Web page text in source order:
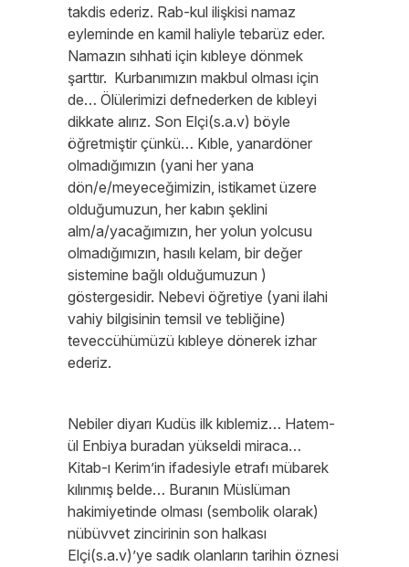
takdis ederiz. Rab-kul ilişkisi namaz
eyleminde en kamil haliyle tebarüz eder.
Namazın sıhhati için kıbleye dönmek
şarttır. Kurbanımızın makbul olması için
de… Ölülerimizi defnederken de kıbleyi
dikkate alırız. Son Elçi(s.a.v) böyle
öğretmiştir çünkü… Kıble, yanardöner
olmadığımızın (yani her yana
dön/e/meyeceğimizin, istikamet üzere
olduğumuzun, her kabın şeklini
alm/a/yacağımızın, her yolun yolcusu
olmadığımızın, hasılı kelam, bir değer
sistemine bağlı olduğumuzun )
göstergesidir. Nebevi öğretiye (yani ilahi
vahiy bilgisinin temsil ve tebliğine)
teveccühümüzü kıbleye dönerek izhar
ederiz.
Nebiler diyarı Kudüs ilk kıblemiz… Hatem-
ül Enbiya buradan yükseldi miraca…
Kitab-ı Kerim’in ifadesiyle etrafı mübarek
kılınmış belde… Buranın Müslüman
hakimiyetinde olması (sembolik olarak)
nübüvvet zincirinin son halkası
Elçi(s.a.v)’ye sadık olanların tarihin öznesi